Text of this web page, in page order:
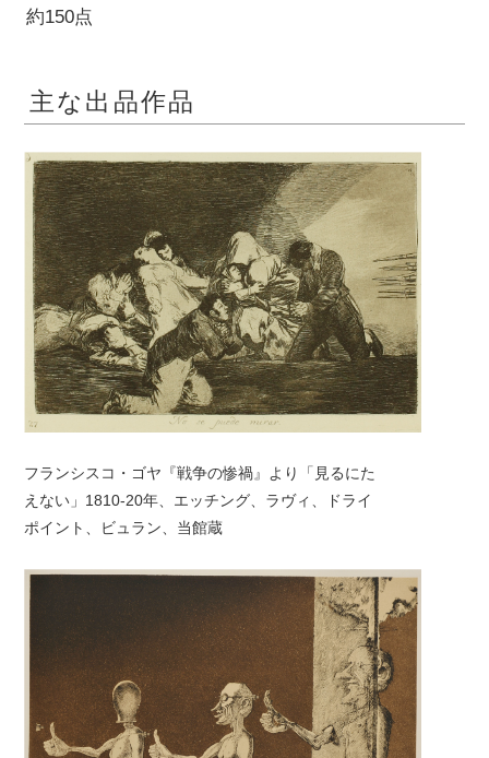
約150点
主な出品作品
フランシスコ・ゴヤ『戦争の惨禍』より「見るにた
えない」1810-20年、エッチング、ラヴィ、ドライ
ポイント、ビュラン、当館蔵